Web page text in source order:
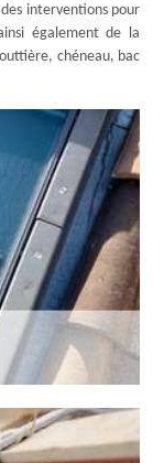
interventions pour
également de la
chéneau, bac